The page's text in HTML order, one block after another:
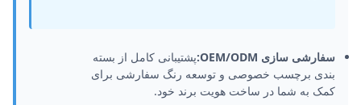
سفارشی سازی OEM/ODM:
پشتیبانی کامل از بسته
بندی برچسب خصوصی و توسعه رنگ سفارشی برای
کمک به شما در ساخت هویت برند خود.